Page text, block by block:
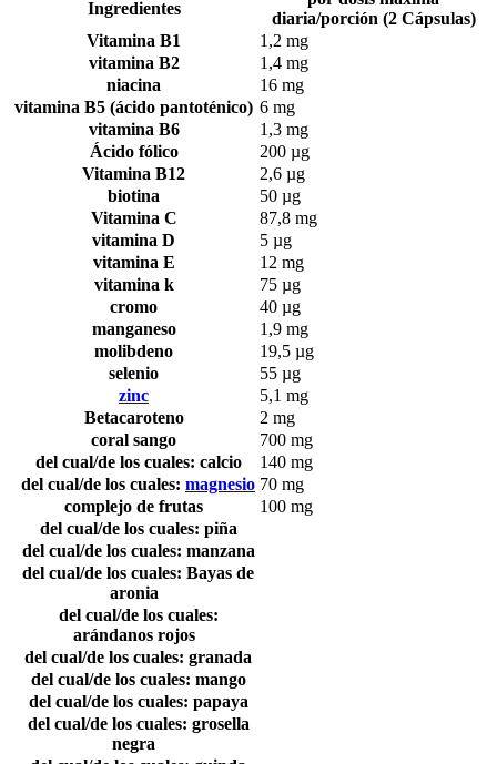
Ingredientes
diaria/porción (2 Cápsulas)
Vitamina B1
1,2 mg
vitamina B2
1,4 mg
niacina
16 mg
vitamina B5 (ácido pantoténico) 6 mg
vitamina B6
1,3 mg
Ácido fólico
200 µg
Vitamina B12
2,6 µg
biotina
50 µg
Vitamina C
87,8 mg
vitamina D
5 µg
vitamina E
12 mg
vitamina k
75 µg
cromo
40 µg
manganeso
1,9 mg
molibdeno
19,5 µg
selenio
55 µg
zinc
5,1 mg
Betacaroteno
2 mg
coral sango
700 mg
del cual/de los cuales: calcio
140 mg
del cual/de los cuales: magnesio 70 mg
complejo de frutas
100 mg
del cual/de los cuales: piña
del cual/de los cuales: manzana
del cual/de los cuales: Bayas de
aronia
del cual/de los cuales:
arándanos rojos
del cual/de los cuales: granada
del cual/de los cuales: mango
del cual/de los cuales: papaya
del cual/de los cuales: grosella
negra